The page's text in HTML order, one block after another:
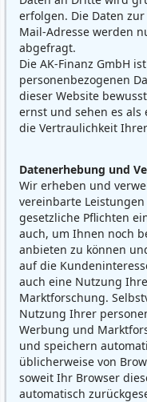
erfolgen. Die Daten zur
Mail-Adresse werden
abgefragt.
Die AK-Finanz GmbH
personenbezogenen
dieser Website
ernst und sehen es
die Vertraulichkeit
Datenerhebung und
Wir erheben und
vereinbarte
gesetzliche Pflichten
auch, um Ihnen noch
anbieten zu können
auf die
auch eine Nutzung
Marktforschung.
Nutzung Ihrer
Werbung und
und speichern
üblicherweise von
soweit Ihr Browser
automatisch